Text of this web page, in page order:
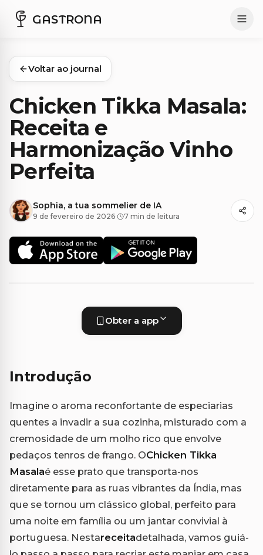
GASTRONA
Voltar ao journal
Chicken Tikka Masala:
Receita e
Harmonização Vinho
Perfeita
Sophia, a tua sommelier de IA
9 de fevereiro de 2026· 7 min de leitura
Obter a app
Introdução
Imagine o aroma reconfortante de especiarias
quentes a invadir a sua cozinha, misturado com a
cremosidade de um molho rico que envolve
pedaços tenros de frango. OChicken Tikka
Masalaé esse prato que transporta-nos
diretamente para as ruas vibrantes da Índia, mas
que se tornou um clássico global, perfeito para
uma noite em família ou um jantar convivial à
portuguesa. Nestareceitadetalhada, vamos guiá-